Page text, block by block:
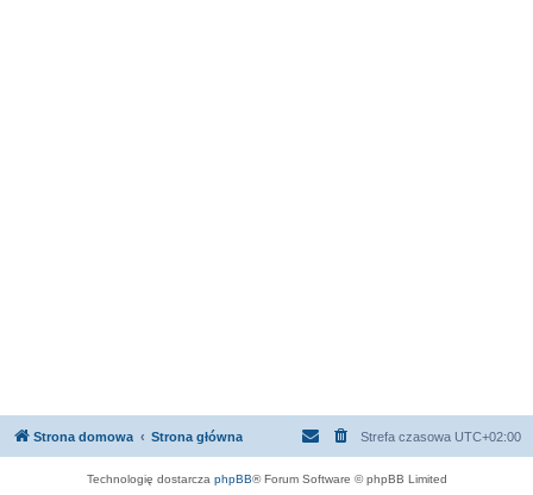
Strona domowa Strona główna Strefa czasowa UTC+02:00
Technologię dostarcza phpBB® Forum Software © phpBB Limited